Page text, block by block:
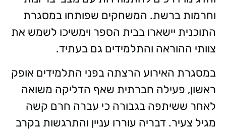
וחרמות ברשת. המשחקים שפותחו במסגרת
התוכנית יישארו בבית הספר וימשיכו לשמש את
צוותי ההוראה והתלמידים גם בעתיד.
במסגרת האירוע הרצתה בפני התלמידים אופק
ראשון, פעילה חברתית שאף הדליקה משואה
לאחר ששיתפה בגבורה כי עברה חרם קשה
מגיל צעיר. דבריה עוררו עניין והתרגשות בקרב